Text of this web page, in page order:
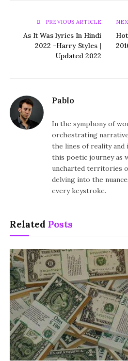
PREVIOUS ARTICLE
As It Was lyrics In Hindi
2022 -Harry Styles |
Updated 2022
Pablo
In the symphony of
orchestrating
the lines of reality and
this poetic journey as
uncharted territories
delving into the
every keystroke.
Related Posts